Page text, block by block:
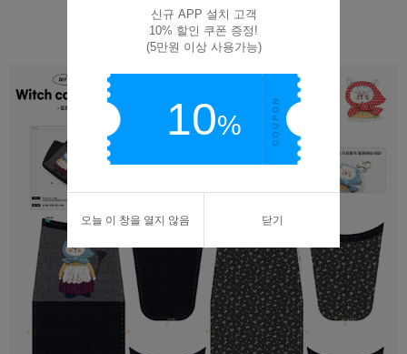
EYCD-50
신규 APP 설치 고객
10% 할인 쿠폰 증정!
(5만원 이상 사용가능)
10%
오늘 이 창을 열지 않음 닫기